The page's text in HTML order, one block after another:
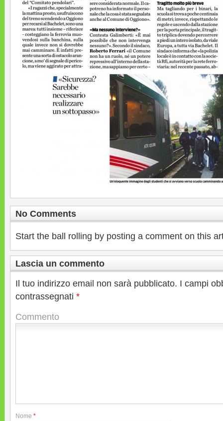
No Comments
Start the ball rolling by posting a comment on this
Lascia un commento
Il tuo indirizzo email non sarà pubblicato. I campi
contrassegnati *
Commento
Nome *